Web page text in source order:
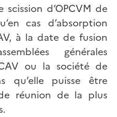
d’OPCVM de
cas d’absorption
à la date de fusion
générales
ou la société de
qu’elle puisse être
réunion de la plus